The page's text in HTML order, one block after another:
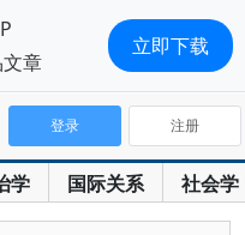
学 国际关系 社会学
登录 注册
章
立即下载